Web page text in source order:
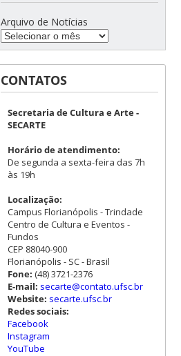
Arquivo de Notícias
CONTATOS
Secretaria de Cultura e Arte -
SECARTE
Horário de atendimento:
De segunda a sexta-feira das 7h
às 19h
Localização:
Campus Florianópolis - Trindade
Centro de Cultura e Eventos -
Fundos
CEP 88040-900
Florianópolis - SC - Brasil
Fone: (48) 3721-2376
E-mail: secarte@contato.ufsc.br
Website: secarte.ufsc.br
Redes sociais:
Facebook
Instagram
YouTube